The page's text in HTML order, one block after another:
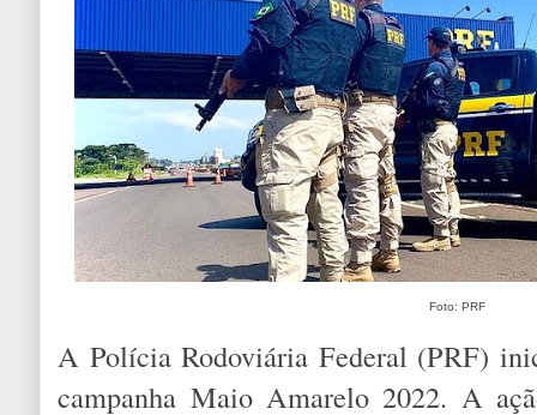
Foto: PRF
A Polícia Rodoviária Federal (PRF)
campanha Maio Amarelo 2022. A